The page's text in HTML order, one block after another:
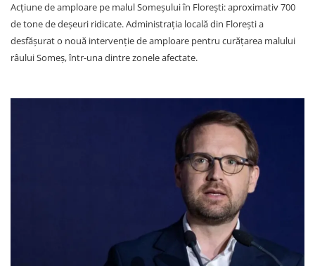
Acțiune de amploare pe malul Someșului în Florești: aproximativ 700
de tone de deșeuri ridicate. Administrația locală din Florești a
desfășurat o nouă intervenție de amploare pentru curățarea malului
râului Someș, într-una dintre zonele afectate.